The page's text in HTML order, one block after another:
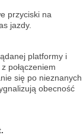
przyciski na
jazdy.
platformy i
połączeniem
się po nieznanych
obecność